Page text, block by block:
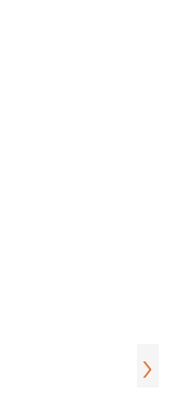
›